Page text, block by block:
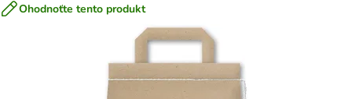
Ohodnoťte tento produkt